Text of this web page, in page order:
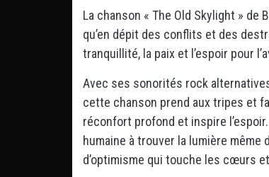
La chanson « The Old Skylight »
qu’en dépit des conflits et des
tranquillité, la paix et l’espoir pour
Avec ses sonorités rock
cette chanson prend aux tripes et
réconfort profond et inspire
humaine à trouver la lumière
d’optimisme qui touche les cœurs